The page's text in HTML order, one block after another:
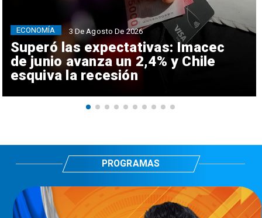
Superó las expectativas: Imacec
de junio avanza un 2,4% y Chile
esquiva la recesión
ECONOMÍA 3 De Agosto De 2026
PROGRAMAS